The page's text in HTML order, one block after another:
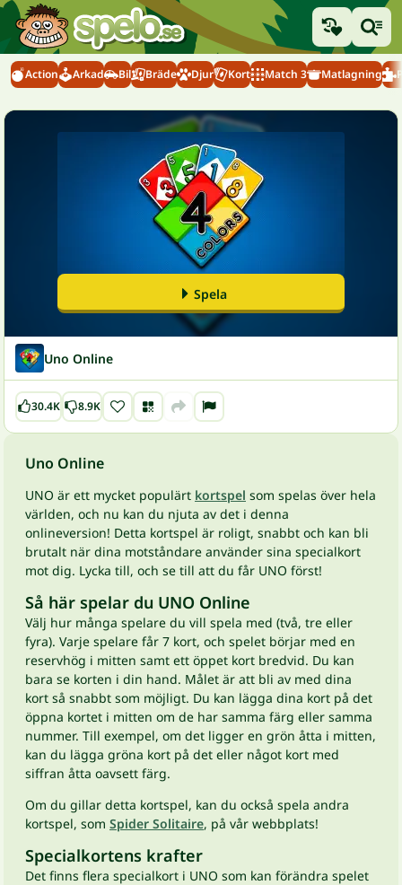
Action Arkad Bil Bräde Djur Kort Match 3 Matlagning
Spela
Uno Online
30.4K 8.9K
Uno Online
UNO är ett mycket populärt kortspel som spelas över hela
världen, och nu kan du njuta av det i denna
onlineversion! Detta kortspel är roligt, snabbt och kan bli
brutalt när dina motståndare använder sina specialkort
mot dig. Lycka till, och se till att du får UNO först!
Så här spelar du UNO Online
Välj hur många spelare du vill spela med (två, tre eller
fyra). Varje spelare får 7 kort, och spelet börjar med en
reservhög i mitten samt ett öppet kort bredvid. Du kan
bara se korten i din hand. Målet är att bli av med dina
kort så snabbt som möjligt. Du kan lägga dina kort på det
öppna kortet i mitten om de har samma färg eller samma
nummer. Till exempel, om det ligger en grön åtta i mitten,
kan du lägga gröna kort på det eller något kort med
siffran åtta oavsett färg.
Om du gillar detta kortspel, kan du också spela andra
kortspel, som Spider Solitaire, på vår webbplats!
Specialkortens krafter
Det finns flera specialkort i UNO som kan förändra spelet